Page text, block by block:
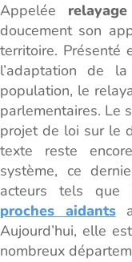
Appelée relayage
doucement son
territoire.
l’adaptation de
population, le
parlementaires. Le
projet de loi sur le
texte reste
système, ce
acteurs tels que
proches aidants
Aujourd’hui, elle
nombreux